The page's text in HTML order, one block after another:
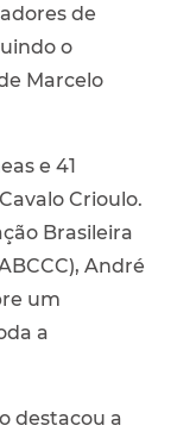
de
o
Marcelo
e 41
Crioulo.
Brasileira
André
um
a
destacou a